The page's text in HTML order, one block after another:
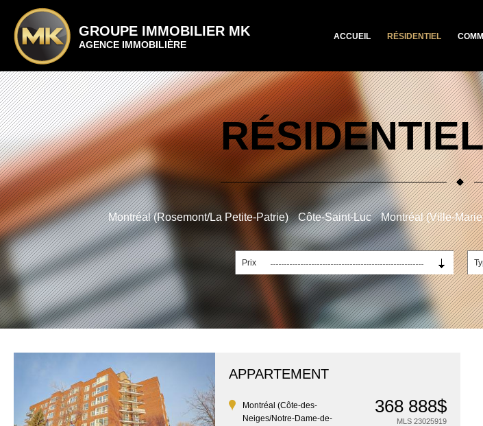
GROUPE IMMOBILIER MK
AGENCE IMMOBILIÈRE
ACCUEIL RÉSIDENTIEL
Montréal (Rosemont/La Petite-Patrie) Côte-Saint-Luc Montréal (Ville-
Prix
APPARTEMENT
Montréal (Côte-des-
Neiges/Notre-Dame-de-
368 888$
MLS 23025919